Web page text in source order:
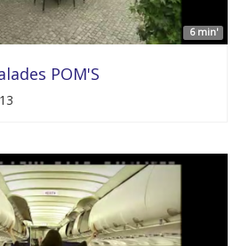
6 min'
POM'S